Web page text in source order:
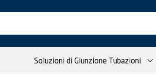
Soluzioni di Giunzione Tubazioni